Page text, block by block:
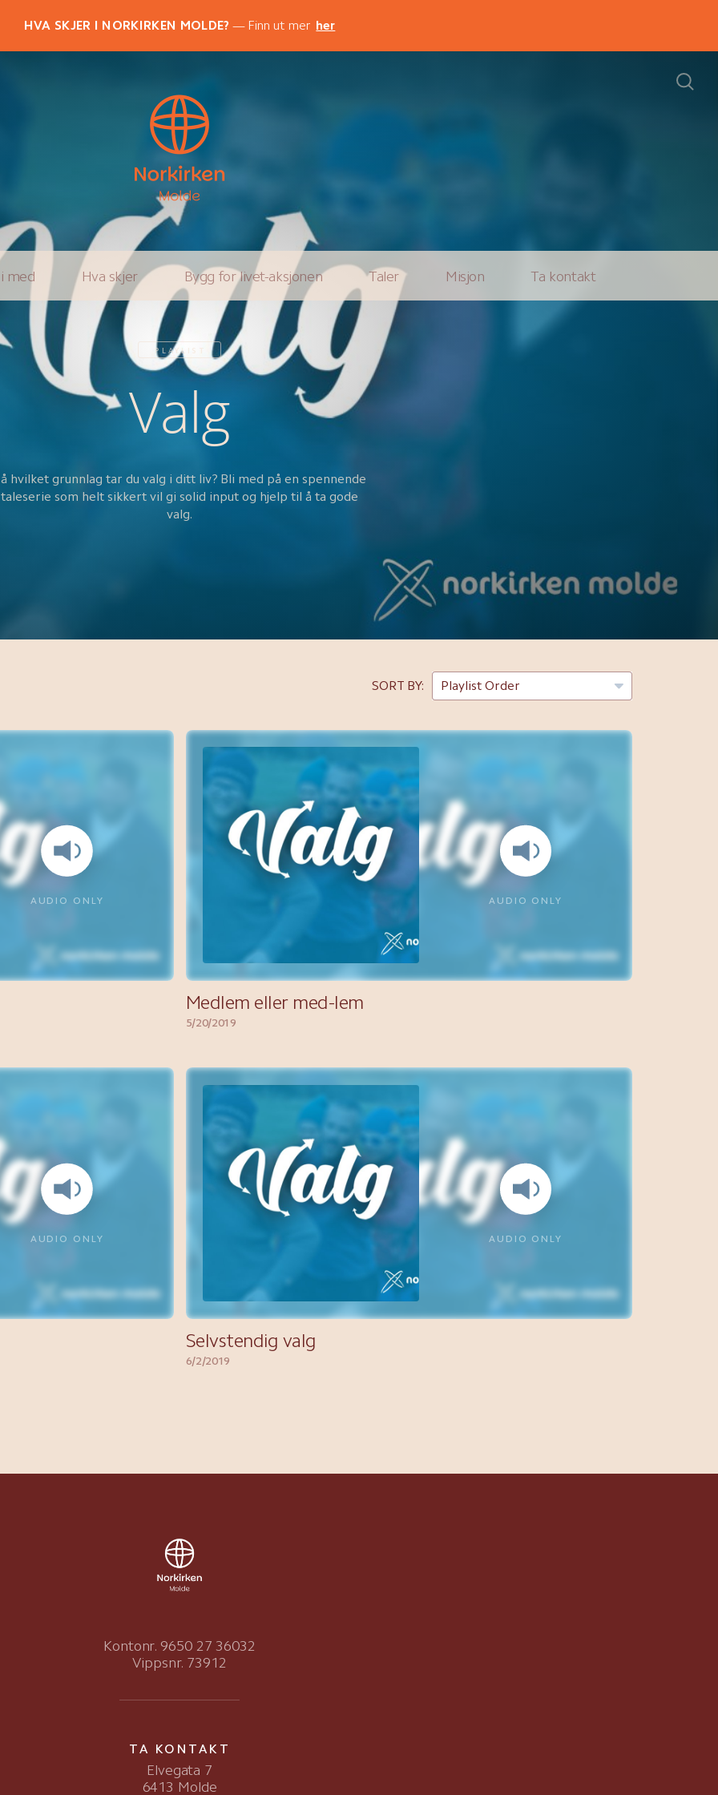
HVA SKJER I NORKIRKEN MOLDE? Finn ut mer her
med Hva skjer Bygg for livet-aksjonen Taler Misjon Ta kontakt
PLAYLIST
Valg
hvilket grunnlag tar du valg i ditt liv? Bli med på en spennende
taleserie som helt sikkert vil gi solid input og hjelp til å ta gode
valg.
SORT BY:
AUDIO ONLY AUDIO ONLY
Medlem eller med-lem
5/20/2019
AUDIO ONLY AUDIO ONLY
Selvstendig valg
6/2/2019
Kontonr. 9650 27 36032
Vippsnr. 73912
TA KONTAKT
Elvegata 7
6413 Molde